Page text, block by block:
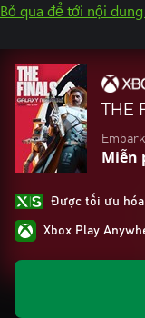
Bỏ qua để tới nội
THE
Miễn
Được tối ưu hóa
Xbox Play